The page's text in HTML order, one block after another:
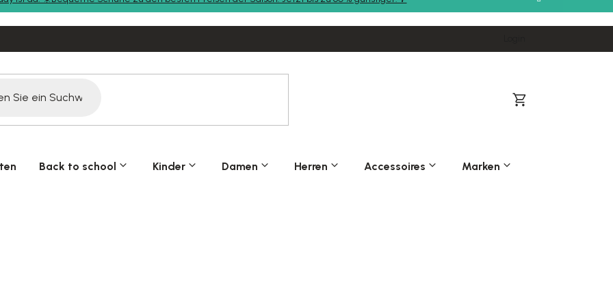
Warenkorb
Back to school Kinder Damen Herren Accessoires Marken